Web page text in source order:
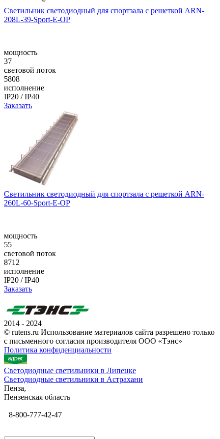
Светильник светодиодный для спортзала с решеткой ARN-
208L-39-Sport-E-OP
мощность
37
световой поток
5808
исполнение
IP20 / IP40
Заказать
Светильник светодиодный для спортзала с решеткой ARN-
260L-60-Sport-E-ОР
мощность
55
световой поток
8712
исполнение
IP20 / IP40
Заказать
2014 - 2024
© rutens.ru Использование материалов сайта разрешено только
с письменного согласия производителя ООО «Тэнс»
Политика конфиденциальности
Светодиодные светильники в Липецке
Светодиодные светильники в Астрахани
Пенза,
Пензенская область
8-800-777-42-47